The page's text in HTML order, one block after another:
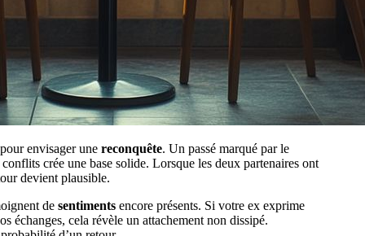
envisager une reconquête. Un passé marqué par le
crée une base solide. Lorsque les deux partenaires ont
devient plausible.
de sentiments encore présents. Si votre ex exprime
échanges, cela révèle un attachement non dissipé.